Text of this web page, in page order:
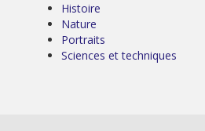
Histoire
Nature
Portraits
Sciences et techniques